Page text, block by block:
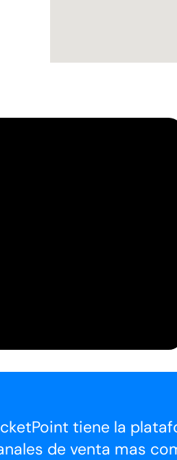
tiene la
de venta mas